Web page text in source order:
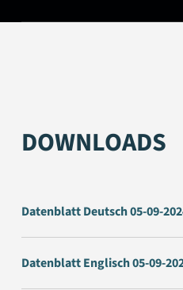
DOWNLOADS
Datenblatt Deutsch 05-09-
Datenblatt Englisch 05-09-